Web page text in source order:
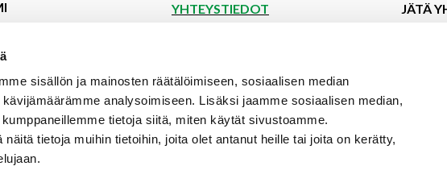
sisällön ja mainosten räätälöimiseen, sosiaalisen median
analysoimiseen. Lisäksi jaamme sosiaalisen median,
tietoja siitä, miten käytät sivustoamme.
tietoja muihin tietoihin, joita olet antanut heille tai joita on kerätty,
YHTEYSTIEDOT
Elopellontie 2, 33470 Ylöjärvi
Puh (03) 3142 4300 (vaihde)
myynti@puutoimi.fi
AVOINNA
JÄTÄ